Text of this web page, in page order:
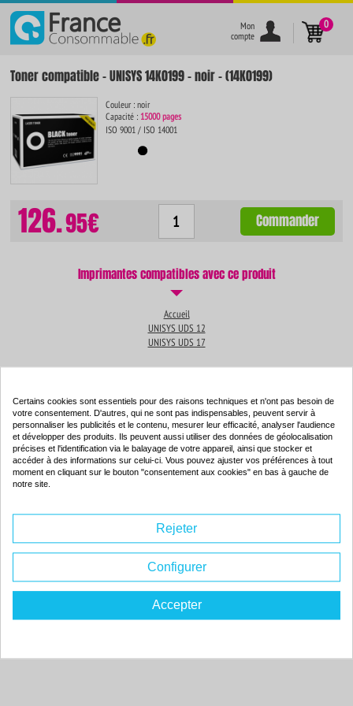
}
Mon
compte
0
Toner compatible - UNISYS 14K0199 - noir - (14K0199)
Couleur : noir
Capacité : 15000 pages
ISO 9001 / ISO 14001
126.95€ Commander
Imprimantes compatibles avec ce produit
Accueil
UNISYS UDS 12
UNISYS UDS 17
Toner compatible - UNISYS 14K0199 - noir - (14K0199)
Couleur : noir
126.95€
Certains cookies sont essentiels pour des raisons techniques et n'ont pas besoin de
votre consentement. D'autres, qui ne sont pas indispensables, peuvent servir à
personnaliser les publicités et le contenu, mesurer leur efficacité, analyser l'audience
et développer des produits. Ils peuvent aussi utiliser des données de géolocalisation
précises et l'identification via le balayage de votre appareil, ainsi que stocker et
accéder à des informations sur celui-ci. Vous pouvez ajuster vos préférences à tout
moment en cliquant sur le bouton "consentement aux cookies" en bas à gauche de
notre site.
Rejeter
Configurer
Accepter